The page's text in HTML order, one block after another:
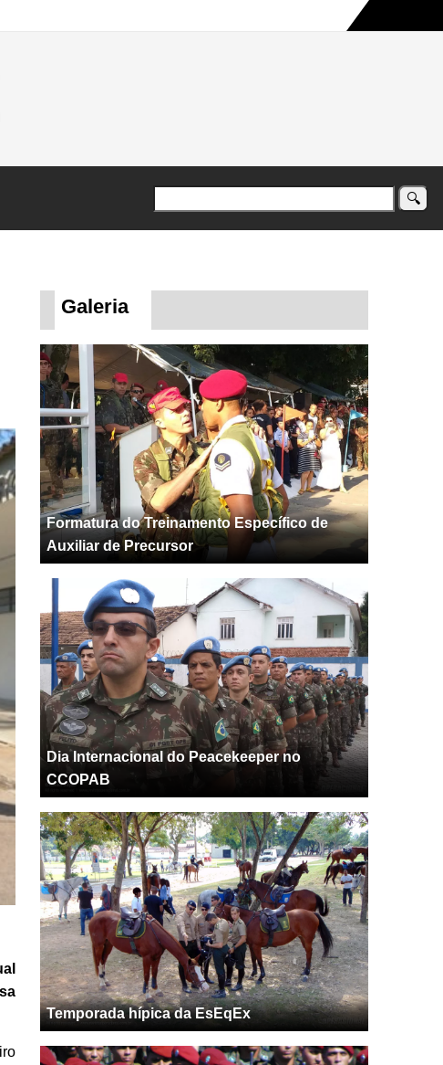
na maior campanha humanitária já registrada no país
Galeria
Formatura do Treinamento Específico de
Auxiliar de Precursor
Dia Internacional do Peacekeeper no
CCOPAB
Temporada hípica da EsEqEx